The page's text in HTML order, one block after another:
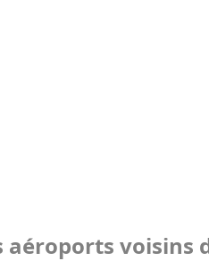
aéroports voisins